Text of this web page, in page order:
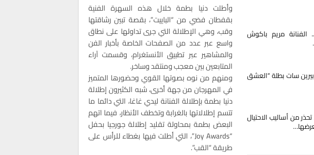
الفنانة مريم باكوش
بيرين سات بطلة “العشق
من أساليب الاحتيال
وأطلت دنيا بطمة خلال هذه السهرة الفنية
بقفطان فضي من “الباييت”، بقصة تبين رشاقتها
وقب، وهي الإطلالة التي جرى تداولها على نطاق
واسع عبر عدد من الصفحات الخاصة بأخبار الفن
والمشاهير عبر تطبيق الأنستغرام، وقسمت آراء
المتابعين بين معجب ومنتقد وساخر.
ومنهم من نوه بصوتها القوي وحضورها المتميز
في المهرجان من جهة أخرى، شبه الكثيرون إطلالة
دنيا بطمة بإطلالة الفنانة ليدي غاغا، التي دائما ما
تتسم إطلالاتها بالغرابة وتخطف الأنظار، فيما اتهم
البعض بطمة بمحاولة تقليد إطلالة جورجيا بحفل
“Joy Awards”، التي أطلت فيها بغطاء للرأس على
طريقة “القب”.